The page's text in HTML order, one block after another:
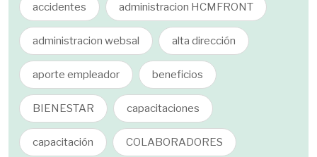
accidentes administracion HCMFRONT
administracion websal alta dirección
aporte empleador beneficios
BIENESTAR capacitaciones
capacitación COLABORADORES